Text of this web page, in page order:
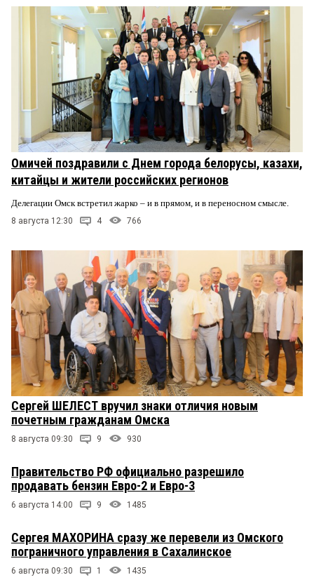
Омичей поздравили с Днем города белорусы, казахи,
китайцы и жители российских регионов
Делегации Омск встретил жарко – и в прямом, и в переносном смысле.
8 августа 12:30 4 766
Сергей ШЕЛЕСТ вручил знаки отличия новым
почетным гражданам Омска
8 августа 09:30 9 930
Правительство РФ официально разрешило
продавать бензин Евро-2 и Евро-3
6 августа 14:00 9 1485
Сергея МАХОРИНА сразу же перевели из Омского
пограничного управления в Сахалинское
6 августа 09:30 1 1435